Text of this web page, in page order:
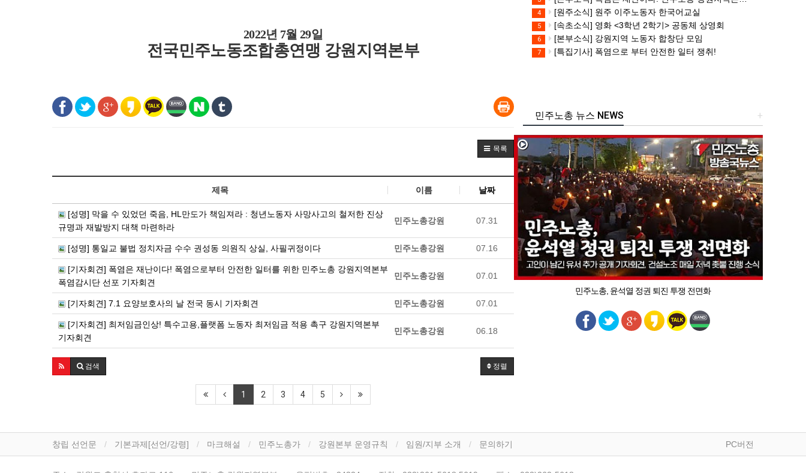
2022년 7월 29일
전국민주노동조합총연맹 강원지역본부
목록
제목 이름 날짜
[성명] 막을 수 있었던 죽음, HL만도가 책임져라 : 청년노동자 사망사고의 철저한 진상
규명과 재발방지 대책 마련하라
민주노총강원 07.31
[성명] 통일교 불법 정치자금 수수 권성동 의원직 상실, 사필귀정이다 민주노총강원 07.16
[기자회견] 폭염은 재난이다! 폭염으로부터 안전한 일터를 위한 민주노총 강원지역본부
폭염감시단 선포 기자회견
민주노총강원 07.01
[기자회견] 7.1 요양보호사의 날 전국 동시 기자회견 민주노총강원 07.01
[기자회견] 최저임금인상! 특수고용,플랫폼 노동자 최저임금 적용 촉구 강원지역본부
기자회견
민주노총강원 06.18
정렬
검색
1 2 3 4 5
4 [원주소식] 원주 이주노동자 한국어교실
5 [속초소식] 영화 <3학년 2학기> 공동체 상영회
6 [본부소식] 강원지역 노동자 합창단 모임
7 [특집기사] 폭염으로 부터 안전한 일터 쟁취!
+
민주노총 뉴스 NEWS
민주노총, 윤석열 정권 퇴진 투쟁 전면화
창립 선언문 기본과제[선언/강령] 마크해설 민주노총가 강원본부 운영규칙 임원/지부 소개 문의하기 PC버전